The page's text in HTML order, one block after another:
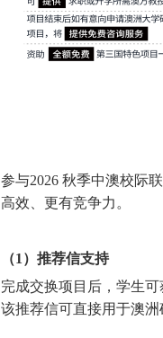
参与2026 秋季中澳校际
高效、更有竞争力。
（1）推荐信支持
完成交换项目后，学生
该推荐信可直接用于澳洲